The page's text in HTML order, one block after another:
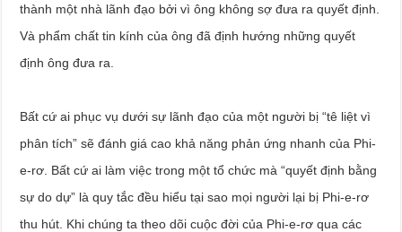
thành một nhà lãnh đạo bởi vì ông không sợ đưa ra quyết định.
Và phẩm chất tin kính của ông đã định hướng những quyết
định ông đưa ra.
Bất cứ ai phục vụ dưới sự lãnh đạo của một người bị “tê liệt vì
phân tích” sẽ đánh giá cao khả năng phản ứng nhanh của Phi-
e-rơ. Bất cứ ai làm việc trong một tổ chức mà “quyết định bằng
sự do dự” là quy tắc đều hiểu tại sao mọi người lại bị Phi-e-rơ
thu hút. Khi chúng ta theo dõi cuộc đời của Phi-e-rơ qua các